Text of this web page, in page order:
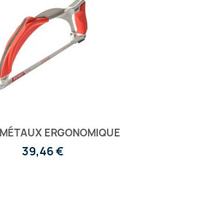
ERGONOMIQUE
39,46 €